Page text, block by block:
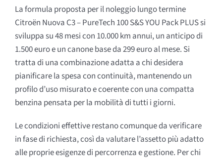
La formula proposta per il noleggio lungo termine
Citroën Nuova C3 – PureTech 100 S&S YOU Pack PLUS si
sviluppa su 48 mesi con 10.000 km annui, un anticipo di
1.500 euro e un canone base da 299 euro al mese. Si
tratta di una combinazione adatta a chi desidera
pianificare la spesa con continuità, mantenendo un
profilo d’uso misurato e coerente con una compatta
benzina pensata per la mobilità di tutti i giorni.
Le condizioni effettive restano comunque da verificare
in fase di richiesta, così da valutare l’assetto più adatto
alle proprie esigenze di percorrenza e gestione. Per chi